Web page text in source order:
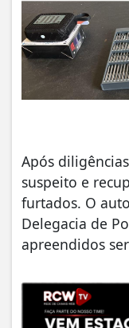
Após
suspeito e
furtados. O
Delegacia de
apreendidos